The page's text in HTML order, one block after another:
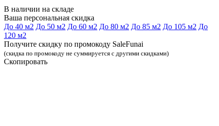
В наличии на складе
Ваша персональная скидка
До 40 м2 До 50 м2 До 60 м2 До 80 м2 До 85 м2 До 105 м2 До
120 м2
Получите скидку по промокоду SaleFunai
(скидка по промокоду не суммируется с другими скидками)
Скопировать